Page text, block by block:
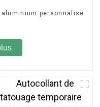
personnalisé